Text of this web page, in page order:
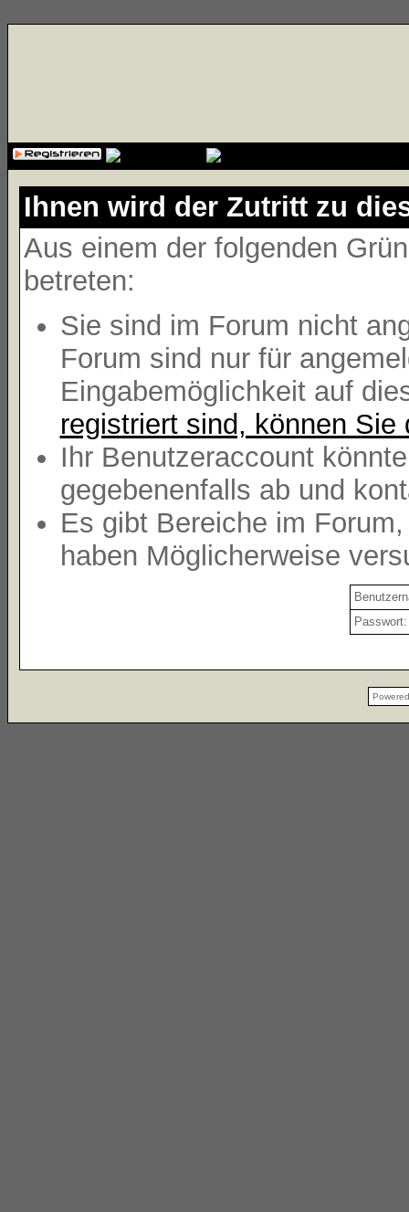
Ihnen wird der Zutritt zu
Aus einem der folgenden
betreten:
Sie sind im Forum nicht
Forum sind nur für
Eingabemöglichkeit auf
registriert sind, können Sie
Ihr Benutzeraccount
gegebenenfalls ab und
Es gibt Bereiche im
haben Möglicherweise
Passwort: